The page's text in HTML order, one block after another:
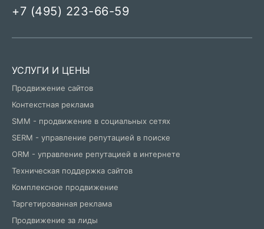
+7 (495) 223-66-59
УСЛУГИ И ЦЕНЫ
Продвижение сайтов
Контекстная реклама
SMM - продвижение в социальных сетях
SERM - управление репутацией в поиске
ORM - управление репутацией в интернете
Техническая поддержка сайтов
Комплексное продвижение
Таргетированная реклама
Продвижение за лиды